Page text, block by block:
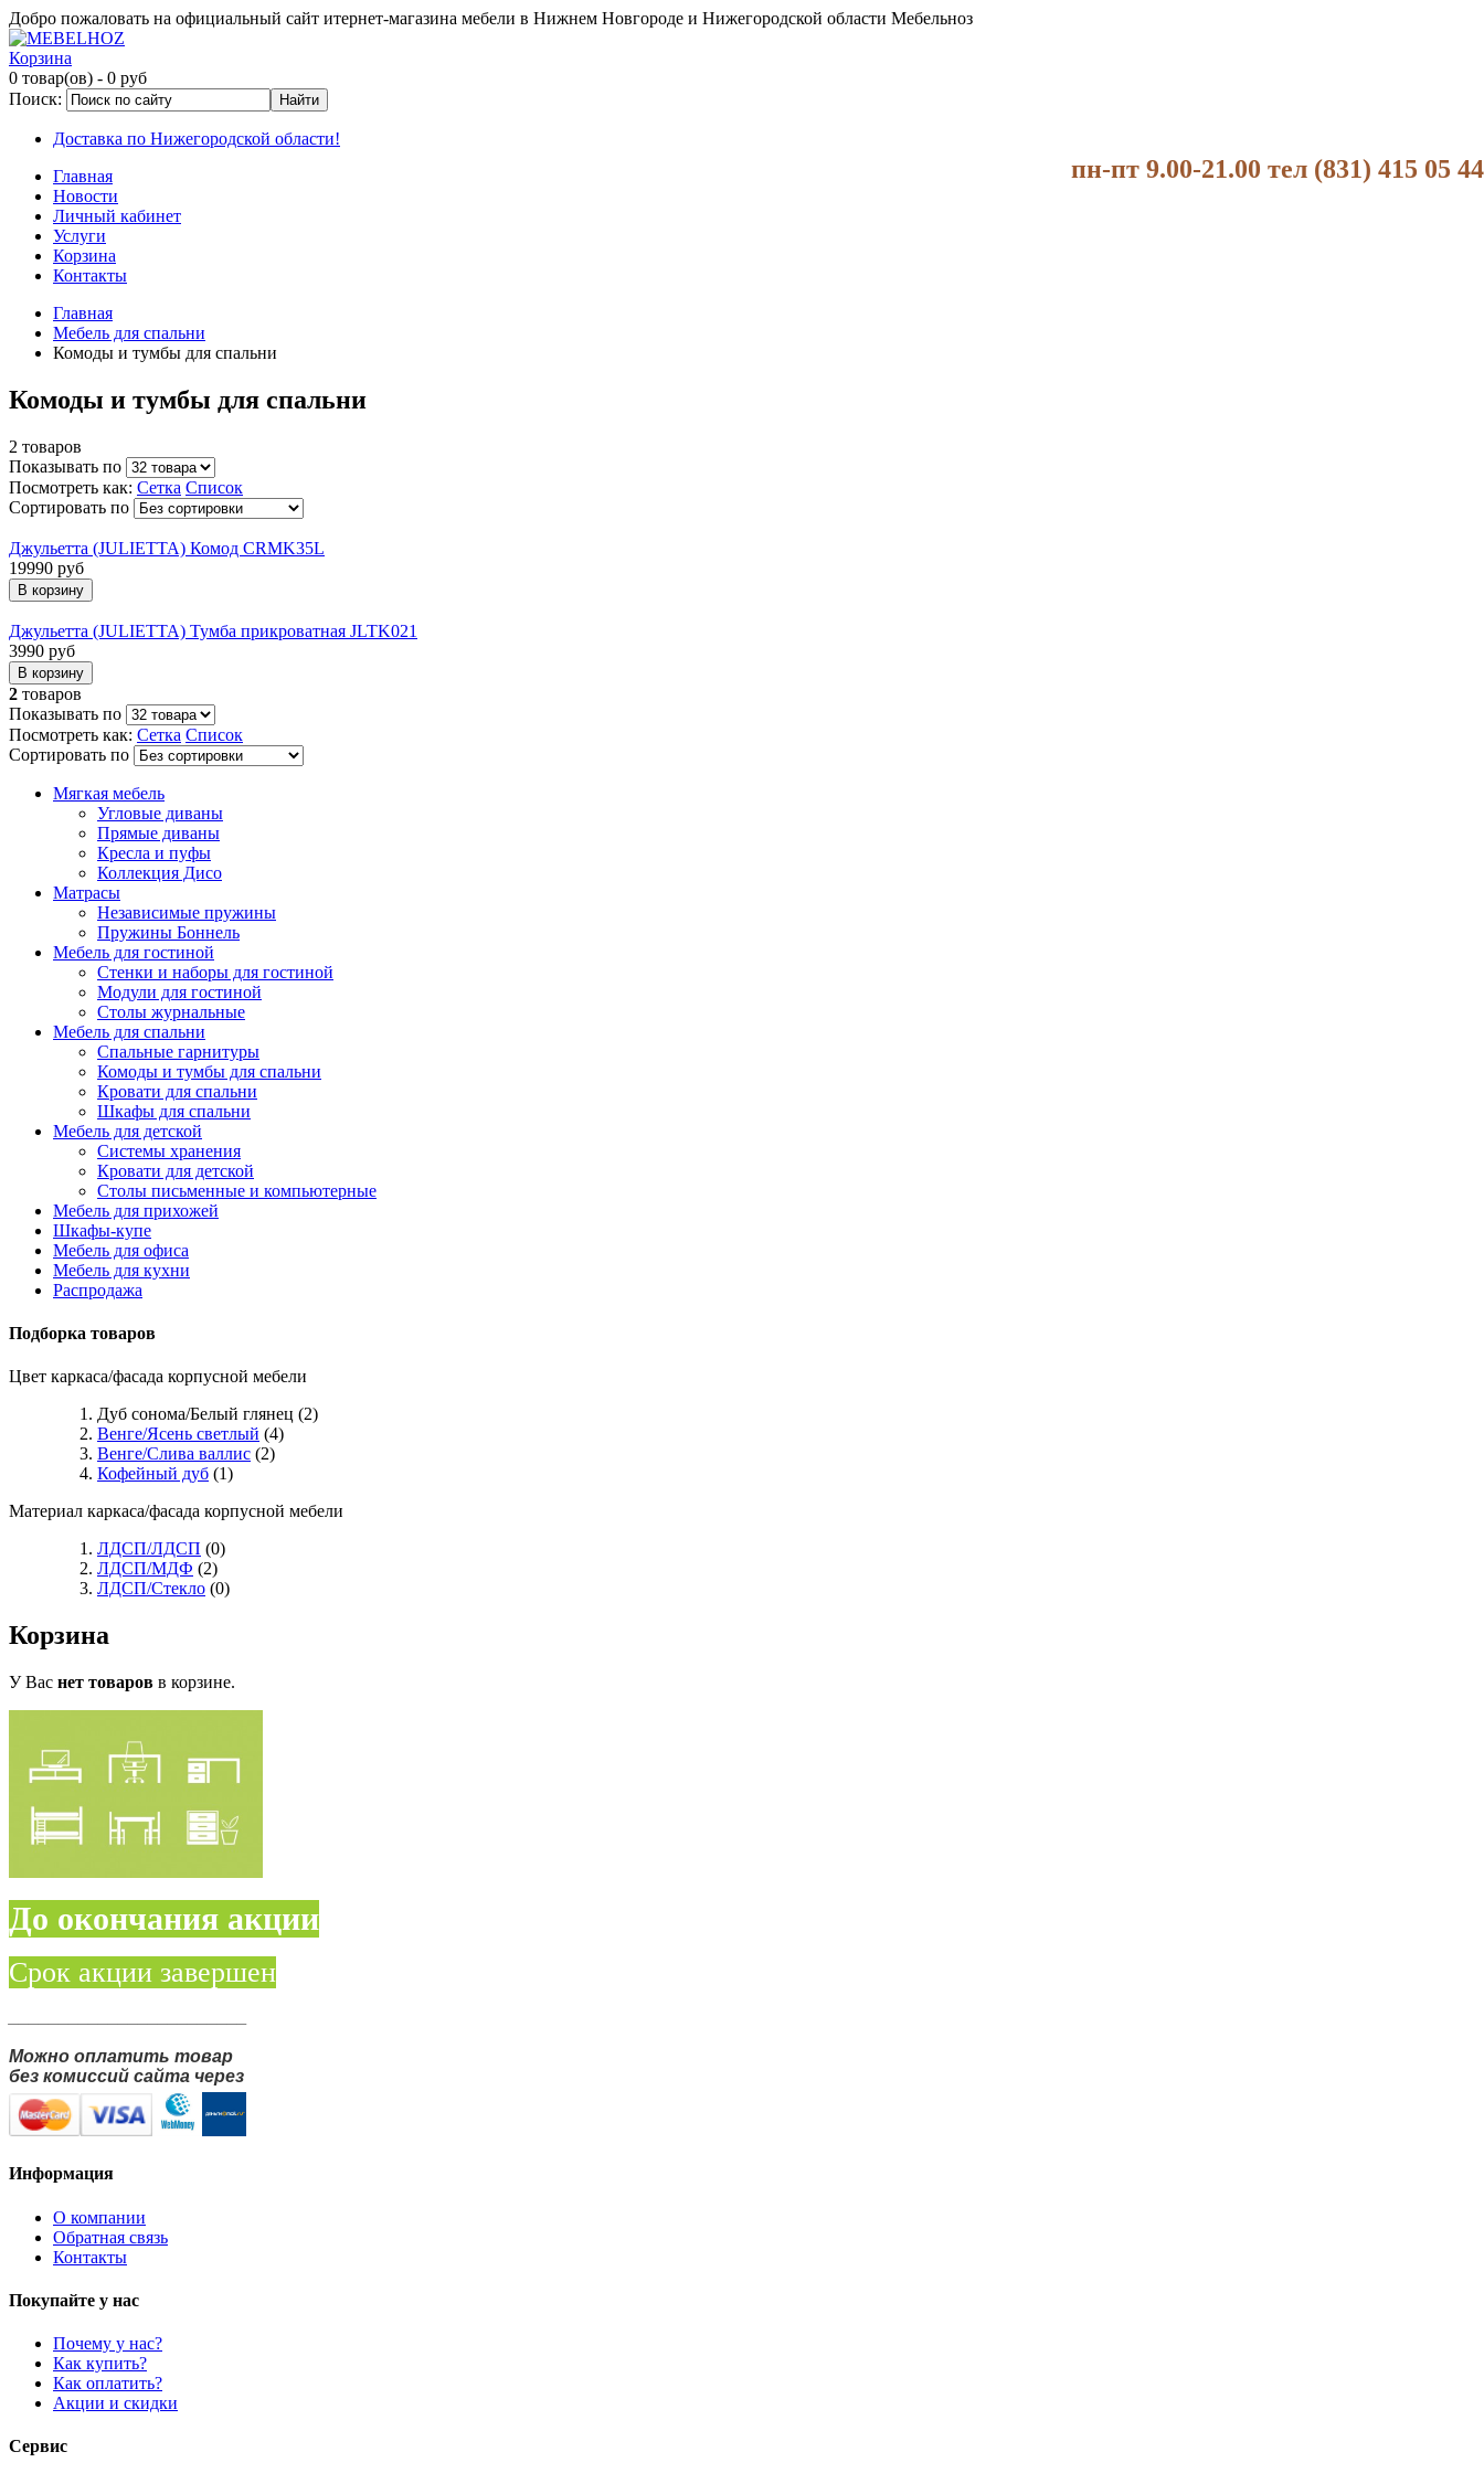
Добро пожаловать на официальный сайт итернет-магазина мебели в Нижнем Новгороде и Нижегородской области Мебельноз
Корзина
0 товар(ов) - 0 руб
пн-пт 9.00-21.00 тел (831) 415 05 44
Поиск:
Доставка по Нижегородской области!
Главная
Новости
Личный кабинет
Услуги
Корзина
Контакты
Главная
Мебель для спальни
Комоды и тумбы для спальни
Комоды и тумбы для спальни
2 товаров
Показывать по
Посмотреть как: Сетка Список
Сортировать по
Джульетта (JULIETTA) Комод CRMK35L
19990 руб
Джульетта (JULIETTA) Тумба прикроватная JLTK021
3990 руб
2 товаров
Показывать по
Посмотреть как: Сетка Список
Сортировать по
Мягкая мебель
Угловые диваны
Прямые диваны
Кресла и пуфы
Коллекция Дисо
Матрасы
Независимые пружины
Пружины Боннель
Мебель для гостиной
Стенки и наборы для гостиной
Модули для гостиной
Столы журнальные
Мебель для спальни
Спальные гарнитуры
Комоды и тумбы для спальни
Кровати для спальни
Шкафы для спальни
Мебель для детской
Системы хранения
Кровати для детской
Столы письменные и компьютерные
Мебель для прихожей
Шкафы-купе
Мебель для офиса
Мебель для кухни
Распродажа
Подборка товаров
Цвет каркаса/фасада корпусной мебели
Дуб сонома/Белый глянец (2)
Венге/Ясень светлый (4)
Венге/Слива валлис (2)
Кофейный дуб (1)
Материал каркаса/фасада корпусной мебели
ЛДСП/ЛДСП (0)
ЛДСП/МДФ (2)
ЛДСП/Стекло (0)
Корзина
У Вас нет товаров в корзине.
До окончания акции
Срок акции завершен
Можно оплатить товар
без комиссий сайта через
Информация
О компании
Обратная связь
Контакты
Покупайте у нас
Почему у нас?
Как купить?
Как оплатить?
Акции и скидки
Сервис